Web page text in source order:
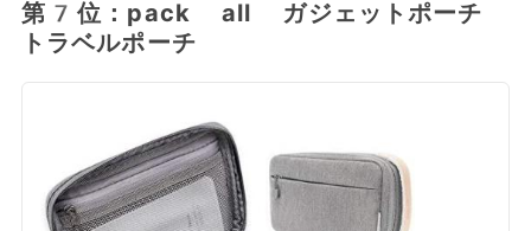
第7位：pack all ガジェットポーチ
トラベルポーチ